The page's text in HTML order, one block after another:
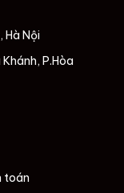
Hà Nội
P.Hòa
toán